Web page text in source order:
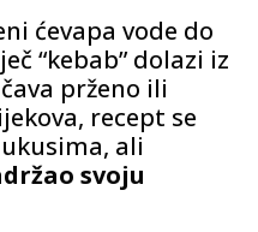
ćevapa vode do
“kebab” dolazi iz
prženo ili
recept se
ali
svoju